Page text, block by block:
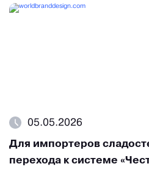
05.05.2026
Для импортеров
перехода к системе